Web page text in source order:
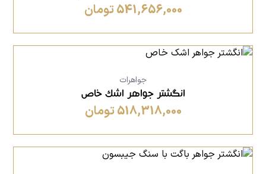
541,656,000 تومان
جواهرات
انگشتر جواهر اشک خاص
518,318,000 تومان